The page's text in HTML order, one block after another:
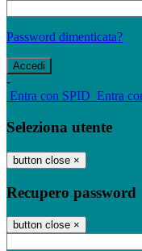
Password dimenticata?
-
Entra con SPID Entra
Seleziona utente
button close ×
Recupero password
button close ×